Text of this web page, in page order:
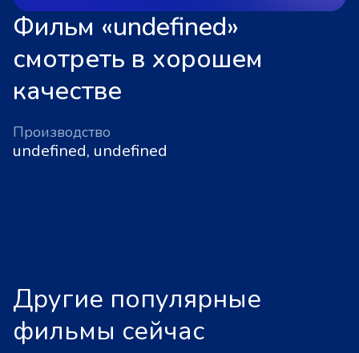
Фильм «undefined»
смотреть в хорошем
качестве
Производство
undefined, undefined
Другие популярные
фильмы сейчас